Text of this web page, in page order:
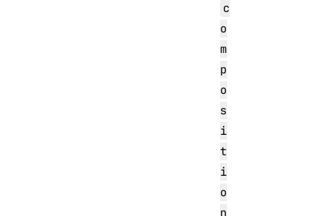
c
o
m
p
o
s
i
t
i
o
n